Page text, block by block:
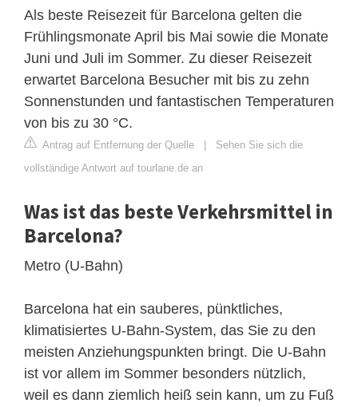
Als beste Reisezeit für Barcelona gelten die
Frühlingsmonate April bis Mai sowie die Monate
Juni und Juli im Sommer. Zu dieser Reisezeit
erwartet Barcelona Besucher mit bis zu zehn
Sonnenstunden und fantastischen Temperaturen
von bis zu 30 °C.
Antrag auf Entfernung der Quelle | Sehen Sie sich die
vollständige Antwort auf tourlane.de an
Was ist das beste Verkehrsmittel in
Barcelona?
Metro (U-Bahn)
Barcelona hat ein sauberes, pünktliches,
klimatisiertes U-Bahn-System, das Sie zu den
meisten Anziehungspunkten bringt. Die U-Bahn
ist vor allem im Sommer besonders nützlich,
weil es dann ziemlich heiß sein kann, um zu Fuß